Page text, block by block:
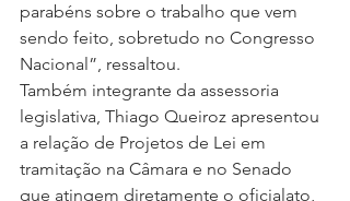
parabéns sobre o trabalho que vem
sendo feito, sobretudo no Congresso
Nacional”, ressaltou.
Também integrante da assessoria
legislativa, Thiago Queiroz apresentou
a relação de Projetos de Lei em
tramitação na Câmara e no Senado
que atingem diretamente o oficialato,